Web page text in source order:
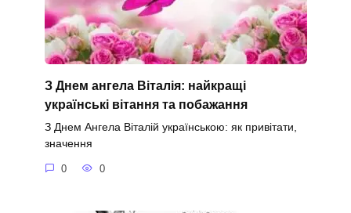
З Днем ангела Віталія: найкращі
українські вітання та побажання
З Днем Ангела Віталій українською: як привітати,
значення
0 0